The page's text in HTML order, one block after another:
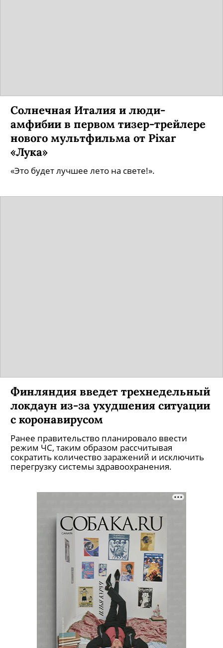
Солнечная Италия и люди-
амфибии в первом тизер-трейлере
нового мультфильма от Pixar
«Лука»
«Это будет лучшее лето на свете!».
Финляндия введет трехнедельный
локдаун из-за ухудшения ситуации
с коронавирусом
Ранее правительство планировало ввести
режим ЧС, таким образом рассчитывая
сократить количество заражений и исключить
перегрузку системы здравоохранения.